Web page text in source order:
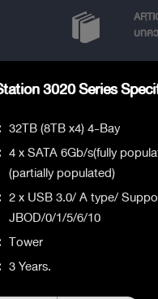
บทค
3020 Series
32TB (8TB x4) 4-Bay
4 x SATA 6Gb/s(fully
(partially populated)
2 x USB 3.0/ A type/
JBOD/0/1/5/6/10
Tower
3 Years.